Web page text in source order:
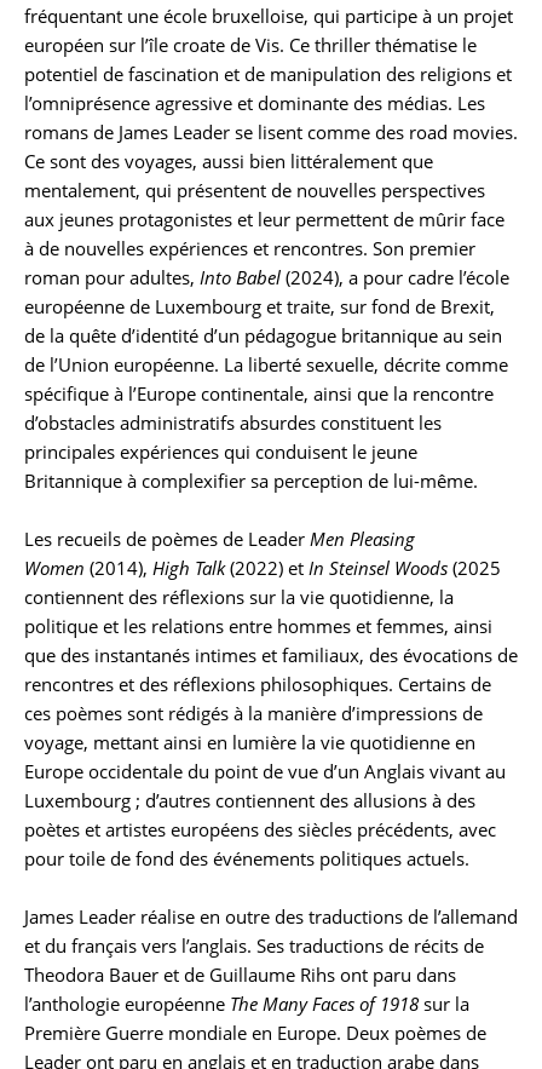
fréquentant une école bruxelloise, qui participe à un projet
européen sur l’île croate de Vis. Ce thriller thématise le
potentiel de fascination et de manipulation des religions et
l’omniprésence agressive et dominante des médias. Les
romans de James Leader se lisent comme des road movies.
Ce sont des voyages, aussi bien littéralement que
mentalement, qui présentent de nouvelles perspectives
aux jeunes protagonistes et leur permettent de mûrir face
à de nouvelles expériences et rencontres. Son premier
roman pour adultes, Into Babel (2024), a pour cadre l’école
européenne de Luxembourg et traite, sur fond de Brexit,
de la quête d’identité d’un pédagogue britannique au sein
de l’Union européenne. La liberté sexuelle, décrite comme
spécifique à l’Europe continentale, ainsi que la rencontre
d’obstacles administratifs absurdes constituent les
principales expériences qui conduisent le jeune
Britannique à complexifier sa perception de lui-même.
Les recueils de poèmes de Leader Men Pleasing
Women (2014), High Talk(2022) et In Steinsel Woods (2025
contiennent des réflexions sur la vie quotidienne, la
politique et les relations entre hommes et femmes, ainsi
que des instantanés intimes et familiaux, des évocations de
rencontres et des réflexions philosophiques. Certains de
ces poèmes sont rédigés à la manière d’impressions de
voyage, mettant ainsi en lumière la vie quotidienne en
Europe occidentale du point de vue d’un Anglais vivant au
Luxembourg ; d’autres contiennent des allusions à des
poètes et artistes européens des siècles précédents, avec
pour toile de fond des événements politiques actuels.
James Leader réalise en outre des traductions de l’allemand
et du français vers l’anglais. Ses traductions de récits de
Theodora Bauer et de Guillaume Rihs ont paru dans
l’anthologie européenne The Many Faces of 1918 sur la
Première Guerre mondiale en Europe. Deux poèmes de
Leader ont paru en anglais et en traduction arabe dans